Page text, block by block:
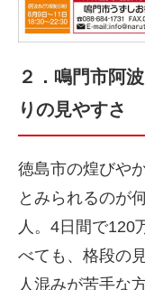
２．鳴門市阿
りの見やすさ
徳島市の煌びや
とみられるのが
人。4日間で120
べても、格段の
人混みが苦手な